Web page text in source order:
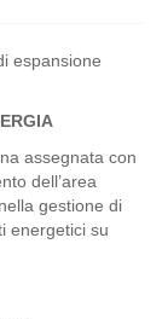
espansione
assegnata con
dell’area
gestione di
energetici su